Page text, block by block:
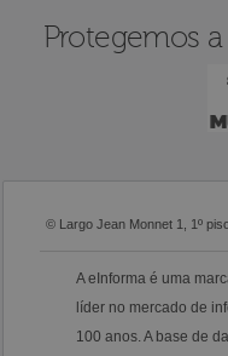
Protegemos
© Largo Jean Monnet 1, 1º
A eInforma é uma
líder no mercado de
100 anos. A base de